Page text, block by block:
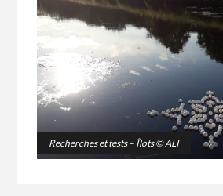
Recherches et tests – Îlots © ALI